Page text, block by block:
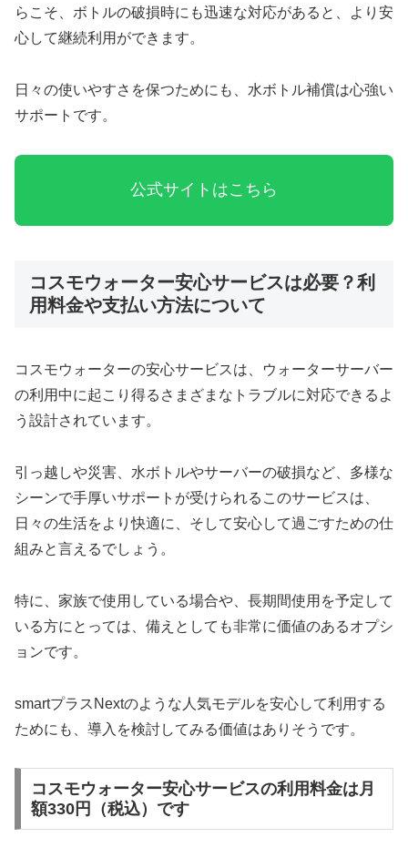
らこそ、ボトルの破損時にも迅速な対応があると、より安
心して継続利用ができます。
日々の使いやすさを保つためにも、水ボトル補償は心強い
サポートです。
公式サイトはこちら
コスモウォーター安心サービスは必要？利
用料金や支払い方法について
コスモウォーターの安心サービスは、ウォーターサーバー
の利用中に起こり得るさまざまなトラブルに対応できるよ
う設計されています。
引っ越しや災害、水ボトルやサーバーの破損など、多様な
シーンで手厚いサポートが受けられるこのサービスは、
日々の生活をより快適に、そして安心して過ごすための仕
組みと言えるでしょう。
特に、家族で使用している場合や、長期間使用を予定して
いる方にとっては、備えとしても非常に価値のあるオプシ
ョンです。
smartプラスNextのような人気モデルを安心して利用する
ためにも、導入を検討してみる価値はありそうです。
コスモウォーター安心サービスの利用料金は月
額330円（税込）です